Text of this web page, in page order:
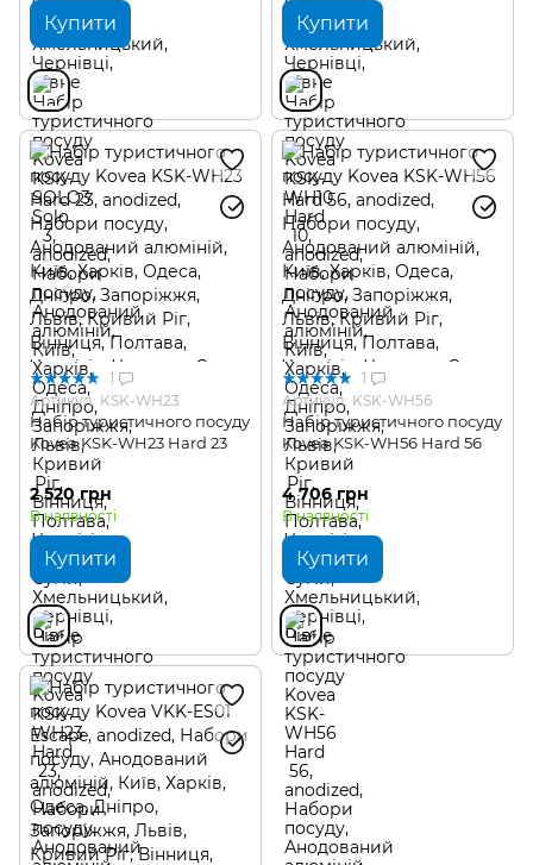
Купити Купити
1
Артикул: KSK-WH23
Набір туристичного посуду
Kovea KSK-WH23 Hard 23
2 520 грн
В наявності
Купити
1
Артикул: KSK-WH56
Набір туристичного посуду
Kovea KSK-WH56 Hard 56
4 706 грн
В наявності
Купити